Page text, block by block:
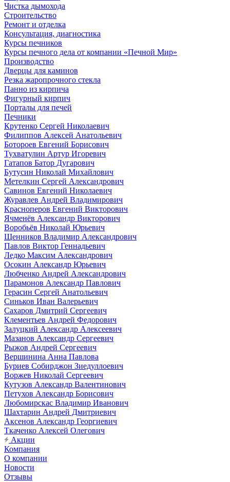
Чистка дымохода
Строительство
Ремонт и отделка
Консультация, диагностика
Курсы печников
Курсы печного дела от компании «Печной Мир»
Производство
Дверцы для каминов
Резка жаропрочного стекла
Панно из кирпича
Фигурный кирпич
Порталы для печей
Печники
Крутенко Сергей Николаевич
Филиппов Алексей Анатольевич
Ботороев Евгений Борисович
Тухватулин Артур Игоревич
Гатапов Батор Дугарович
Бутусин Николай Михайлович
Метелкин Сергей Александрович
Савинов Евгений Николаевич
Журавлев Андрей Владимирович
Красноперов Евгений Викторович
Ячменёв Александр Викторович
Воробьёв Николай Юрьевич
Щенников Владимир Александрович
Павлов Виктор Геннадьевич
Ледко Максим Александрович
Осокин Александр Юрьевич
Любченко Андрей Александрович
Парамонов Александр Павлович
Герасин Сергей Анатольевич
Синьков Иван Валерьевич
Сахаров Дмитрий Сергеевич
Клементьев Андрей Федорович
Залуцкий Александр Алексеевич
Мазанов Александр Сергеевич
Рыжов Андрей Сергеевич
Вершинина Анна Павлова
Буриев Собирджон Зиедуллоевич
Воржев Николай Сергеевич
Кутузов Александр Валентинович
Петухов Александр Борисович
Любомирскас Владимир Иванович
Шахтарин Андрей Дмитриевич
Аксенов Александр Георгиевич
Ткаченко Алексей Олегович
Акции
Компания
О компании
Новости
Отзывы